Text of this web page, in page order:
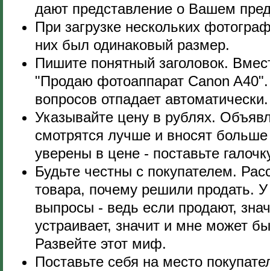
дают представление о Вашем
При загрузке нескольких
них был одинаковый размер.
Пишите понятный заголовок.
"Продаю фотоаппарат Canon
вопросов отпадает автоматически.
Указывайте цену в рублях.
смотрятся лучше и вносят
уверены в цене - поставьте
Будьте честны с покупателем.
товара, почему решили продать.
выпросы - ведь если продают,
устраивает, значит и мне может
Развейте этот миф.
Поставьте себя на место